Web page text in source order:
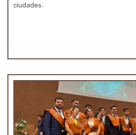
ciudades.